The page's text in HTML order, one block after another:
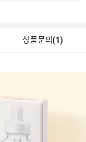
상품문의 (1)